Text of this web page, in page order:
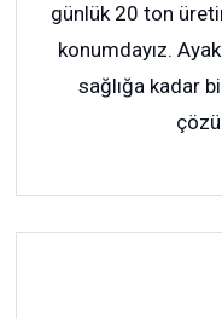
günlük 20 ton
konumdayız.
sağlığa kadar